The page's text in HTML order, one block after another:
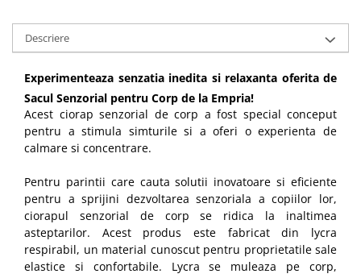
Descriere
Experimenteaza senzatia inedita si relaxanta oferita de
Sacul Senzorial pentru Corp de la Empria!
Acest ciorap senzorial de corp a fost special conceput
pentru a stimula simturile si a oferi o experienta de
calmare si concentrare.
Pentru parintii care cauta solutii inovatoare si eficiente
pentru a sprijini dezvoltarea senzoriala a copiilor lor,
ciorapul senzorial de corp se ridica la inaltimea
asteptarilor. Acest produs este fabricat din lycra
respirabil, un material cunoscut pentru proprietatile sale
elastice si confortabile. Lycra se muleaza pe corp,